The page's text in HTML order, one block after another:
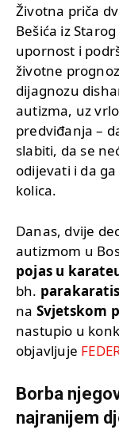
Životna priča
Bešića iz
upornost i
životne
dijagnozu
autizma, uz
predviđanja –
slabiti, da se
odijevati i da
kolica.
Danas, dvije
autizmom u
pojas u
bh.
na Svjetskom
nastupio u
objavljuje
Borba
najranijem